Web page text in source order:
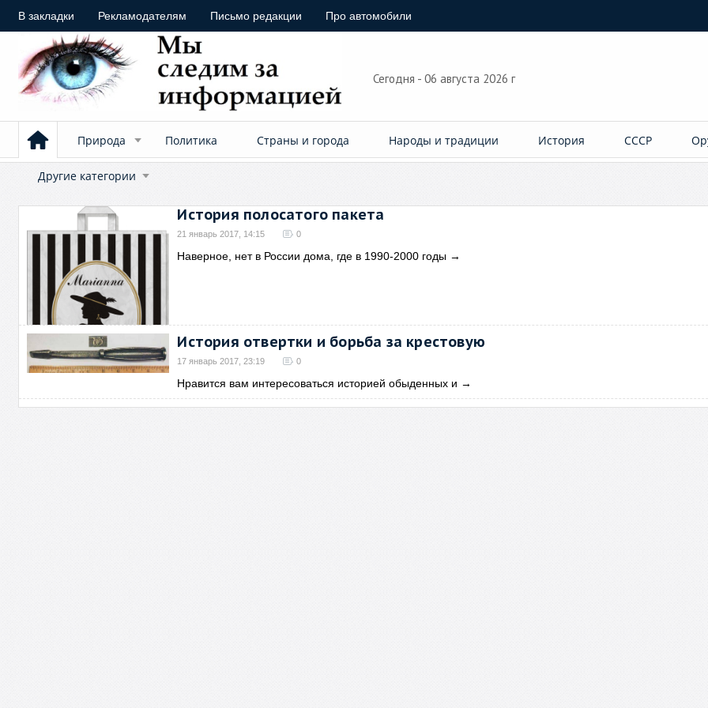
В закладки Рекламодателям Письмо редакции Про автомобили
Сегодня - 06 августа 2026 г
Природа Политика Страны и города Народы и традиции История СССР
Другие категории
История полосатого пакета
21 январь 2017, 14:15 0
Наверное, нет в России дома, где в 1990-2000 годы →
История отвертки и борьба за крестовую
17 январь 2017, 23:19 0
Нравится вам интересоваться историей обыденных и →